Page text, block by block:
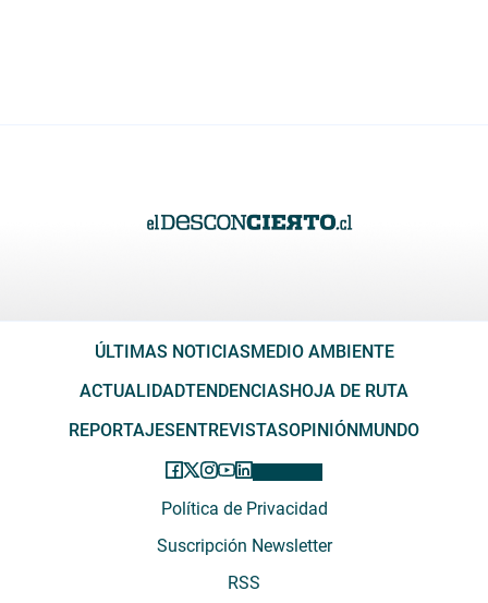
ÚLTIMAS NOTICIASMEDIO AMBIENTE
ACTUALIDADTENDENCIASHOJA DE RUTA
REPORTAJESENTREVISTASOPINIÓNMUNDO
Política de Privacidad
Suscripción Newsletter
RSS